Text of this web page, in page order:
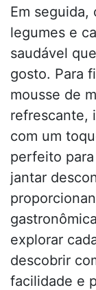
Em
legumes e
saudável
gosto. Para
mousse de
refrescante,
com um
perfeito
jantar
explorar
descobrir
facilidade e